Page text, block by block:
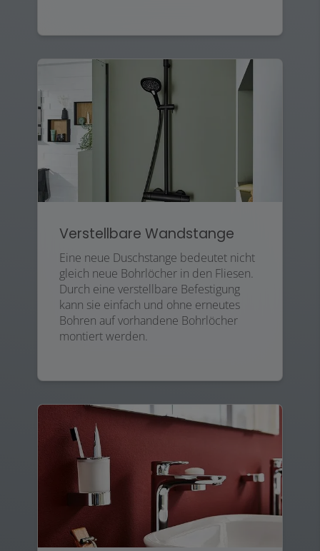
Verstellbare Wandstange
Eine neue Duschstange bedeutet nicht
gleich neue Bohrlöcher in den Fliesen.
Durch eine verstellbare Befestigung
kann sie einfach und ohne erneutes
Bohren auf vorhandene Bohrlöcher
montiert werden.